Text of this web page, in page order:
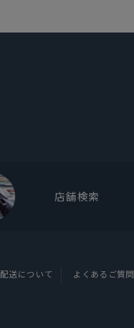
店舗検索
配送について よくあるご質問